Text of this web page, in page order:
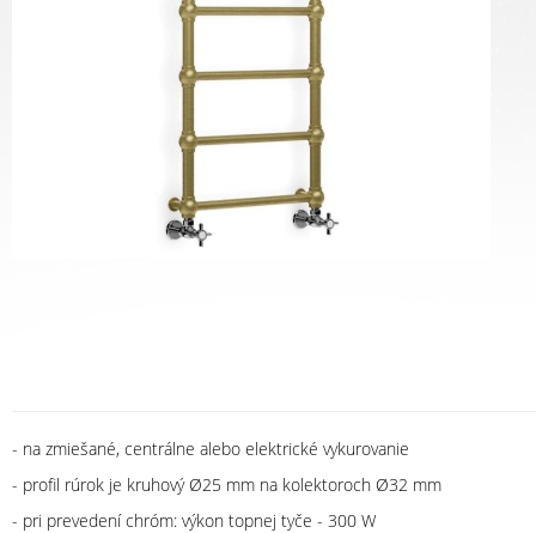
- na zmiešané, centrálne alebo elektrické vykurovanie
- profil rúrok je kruhový Ø25 mm na kolektoroch Ø32 mm
- pri prevedení chróm: výkon topnej tyče - 300 W